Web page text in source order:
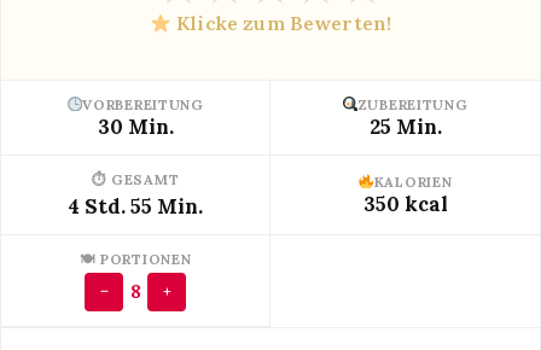
Klicke zum Bewerten!
VORBEREITUNG
30 Min.
ZUBEREITUNG
25 Min.
⏱ GESAMT
4 Std. 55 Min.
KALORIEN
350 kcal
🍽 PORTIONEN
− 8 +